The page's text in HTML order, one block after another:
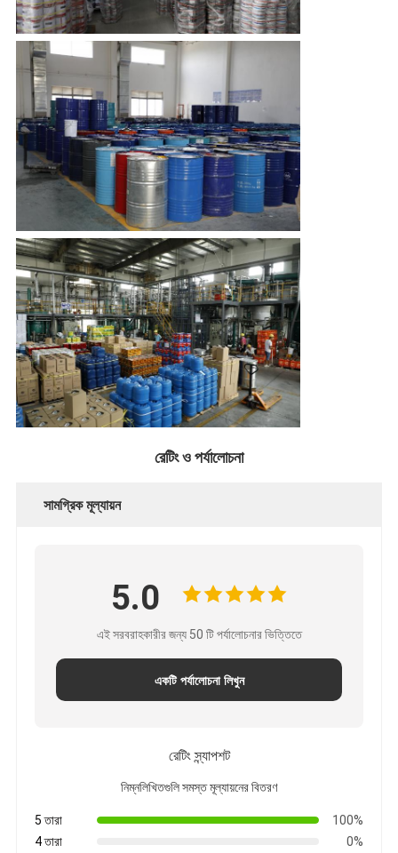
রেটিং ও পর্যালোচনা
সামগ্রিক মূল্যায়ন
5.0
এই সরবরাহকারীর জন্য 50 টি পর্যালোচনার ভিত্তিতে
একটি পর্যালোচনা লিখুন
রেটিং স্ন্যাপশট
নিম্নলিখিতগুলি সমস্ত মূল্যায়নের বিতরণ
5 তারা
100%
4 তারা
0%